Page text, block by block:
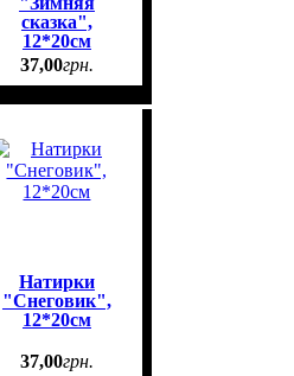
сказка",
12*20см
37,00грн.
Натирки
"Снеговик",
12*20см
37,00грн.